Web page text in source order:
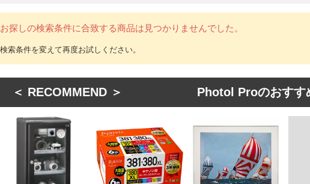
お探しの検索条件に合致する商品は見つかりませんでした。
＜ RECOMMEND ＞ Photol Proのおすす